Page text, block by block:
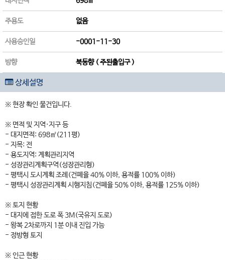
주용도 없음
사용승인일 -0001-11-30
방향 북동향 ( 주된출입구 )
상세설명
※ 현장 확인 물건입니다.
※ 면적 및 지역·지구 등
- 대지면적: 698㎡(211평)
- 지목: 전
- 용도지역: 계획관리지역
- 성장관리계획구역(성장관리형)
- 평택시 도시계획 조례(건폐율 40% 이하, 용적률 100% 이하)
- 평택시 성장관리계획 시행지침(건폐율 50% 이하, 용적률 125% 이하)
※ 토지 현황
- 대지에 접한 도로 폭 3M(국유지 도로)
- 왕복 2차로까지 1분 이내 진입 가능
- 정방형 토지
※ 인근 현황